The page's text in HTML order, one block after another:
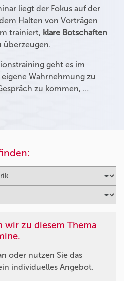
liegt der Fokus auf der
Halten von Vorträgen
trainiert, klare Botschaften
überzeugen.
geht es im
Wahrnehmung zu
zu kommen, …
wir zu diesem Thema
oder nutzen Sie das
individuelles Angebot.